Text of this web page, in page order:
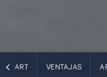
VENTAJAS